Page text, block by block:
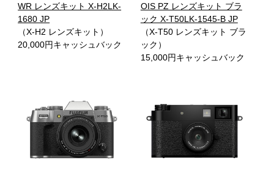
WR レンズキット X-H2LK-
1680 JP
（X-H2 レンズキット）
20,000円キャッシュバック
OIS PZ レンズキット ブラ
ック X-T50LK-1545-B JP
（X-T50 レンズキット ブラ
ック）
15,000円キャッシュバック